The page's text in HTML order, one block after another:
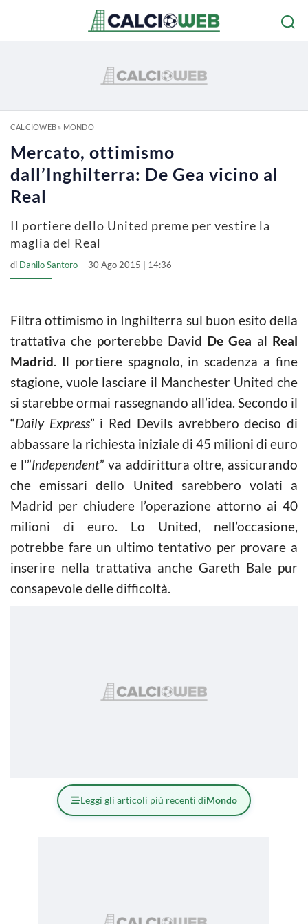
CALCIOWEB» MONDO
Mercato, ottimismo
dall’Inghilterra: De Gea vicino al
Real
Il portiere dello United preme per vestire la
maglia del Real
di Danilo Santoro 30 Ago 2015 | 14:36
Filtra ottimismo in Inghilterra sul buon esito della
trattativa che porterebbe David De Gea al Real
Madrid. Il portiere spagnolo, in scadenza a fine
stagione, vuole lasciare il Manchester United che
si starebbe ormai rassegnando all’idea. Secondo il
“Daily Express” i Red Devils avrebbero deciso di
abbassare la richiesta iniziale di 45 milioni di euro
e l'”Independent” va addirittura oltre, assicurando
che emissari dello United sarebbero volati a
Madrid per chiudere l’operazione attorno ai 40
milioni di euro. Lo United, nell’occasione,
potrebbe fare un ultimo tentativo per provare a
inserire nella trattativa anche Gareth Bale pur
consapevole delle difficoltà.
Leggi gli articoli più recenti diMondo